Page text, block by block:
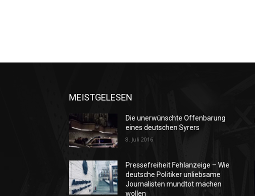
MEISTGELESEN
Die unerwünschte Offenbarung
eines deutschen Syrers
8. Juli 2016
Pressefreiheit Fehlanzeige – Wie
deutsche Politiker unliebsame
Journalisten mundtot machen
wollen